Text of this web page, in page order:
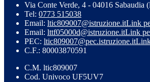
Via Conte Verde, 4 - 04016 Sabaudia
Tel: 0773 515038
Email: ltic809007@istruzione.itLink
Email: lttf05000d@istruzione.itLink
PEC: ltic809007@pec.istruzione.it
C.F.: 80003870591
C.M. ltic809007
Cod. Univoco UF5UV7